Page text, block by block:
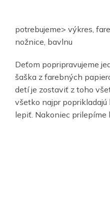
potrebujeme> výkres,
nožnice, bavlnu
Deťom popripravujeme
šaška z farebných
detí je zostaviť z toho
všetko najpr
lepiť. Nakoniec